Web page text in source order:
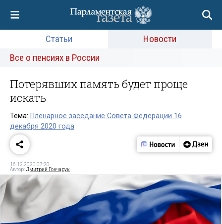
Статьи
Новости
Все о пенсиях в России
Потерявших память будет проще
искать
Тема: Пленарное заседание Совета Федерации 16
декабря 2020 года
16.12.2020 07:20
Автор: Дмитрий Гончарук